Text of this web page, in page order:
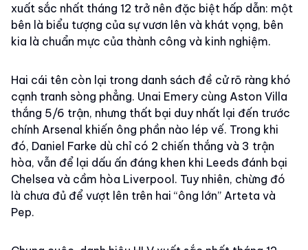
xuất sắc nhất tháng 12 trở nên đặc biệt hấp dẫn: một
bên là biểu tượng của sự vươn lên và khát vọng, bên
kia là chuẩn mực của thành công và kinh nghiệm.
Hai cái tên còn lại trong danh sách đề cử rõ ràng khó
cạnh tranh sòng phẳng. Unai Emery cùng Aston Villa
thắng 5/6 trận, nhưng thất bại duy nhất lại đến trước
chính Arsenal khiến ông phần nào lép vế. Trong khi
đó, Daniel Farke dù chỉ có 2 chiến thắng và 3 trận
hòa, vẫn để lại dấu ấn đáng khen khi Leeds đánh bại
Chelsea và cầm hòa Liverpool. Tuy nhiên, chừng đó
là chưa đủ để vượt lên trên hai “ông lớn” Arteta và
Pep.